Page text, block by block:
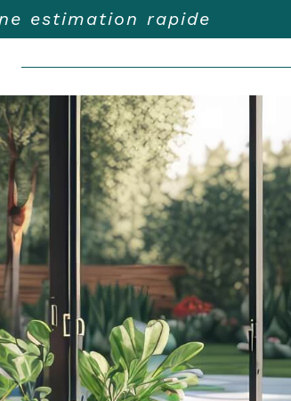
estimation rapide
Réinitialiser les